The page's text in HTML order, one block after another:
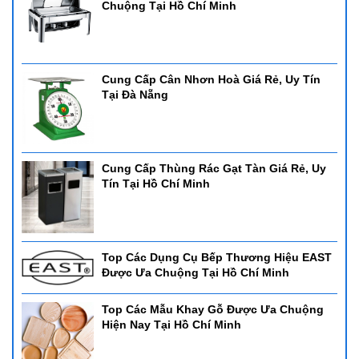
Chuộng Tại Hồ Chí Minh
Cung Cấp Cân Nhơn Hoà Giá Rẻ, Uy Tín
Tại Đà Nẵng
Cung Cấp Thùng Rác Gạt Tàn Giá Rẻ, Uy
Tín Tại Hồ Chí Minh
Top Các Dụng Cụ Bếp Thương Hiệu EAST
Được Ưa Chuộng Tại Hồ Chí Minh
Top Các Mẫu Khay Gỗ Được Ưa Chuộng
Hiện Nay Tại Hồ Chí Minh